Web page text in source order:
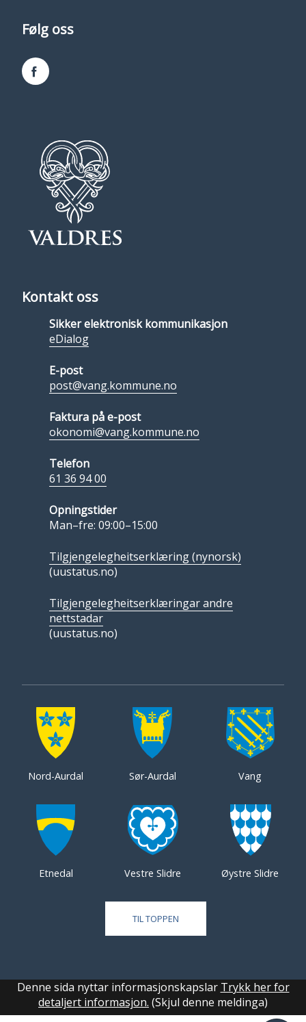
Følg oss
Facebook
Kontakt oss
Sikker elektronisk kommunikasjon
eDialog
E-post
post@vang.kommune.no
Faktura på e-post
okonomi@vang.kommune.no
Telefon
61 36 94 00
Opningstider
Man–fre: 09:00–15:00
Tilgjengelegheitserklæring (nynorsk)
(uustatus.no)
Tilgjengelegheitserklæringar andre
nettstadar
(uustatus.no)
Nord-Aurdal Sør-Aurdal Vang
Etnedal Vestre Slidre Øystre Slidre
TIL TOPPEN
Denne sida nyttar informasjonskapslar Trykk her for
detaljert informasjon. (Skjul denne meldinga)